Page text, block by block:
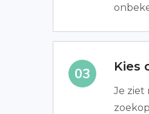
Kies
Je ziet